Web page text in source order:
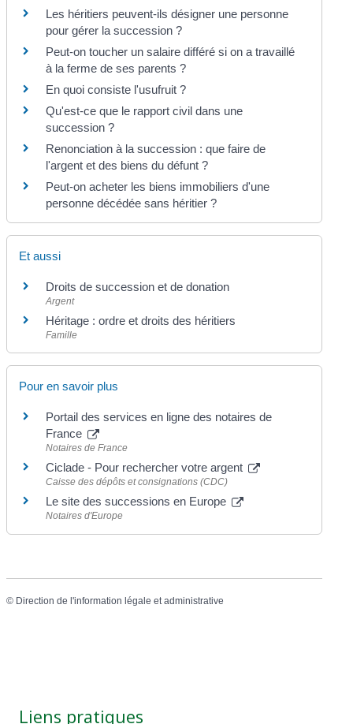
Les héritiers peuvent-ils désigner une personne
pour gérer la succession ?
Peut-on toucher un salaire différé si on a travaillé
à la ferme de ses parents ?
En quoi consiste l'usufruit ?
Qu'est-ce que le rapport civil dans une
succession ?
Renonciation à la succession : que faire de
l'argent et des biens du défunt ?
Peut-on acheter les biens immobiliers d'une
personne décédée sans héritier ?
Et aussi
Droits de succession et de donation
Argent
Héritage : ordre et droits des héritiers
Famille
Pour en savoir plus
Portail des services en ligne des notaires de
France
Notaires de France
Ciclade - Pour rechercher votre argent
Caisse des dépôts et consignations (CDC)
Le site des successions en Europe
Notaires d'Europe
© Direction de l'information légale et administrative
Liens pratiques